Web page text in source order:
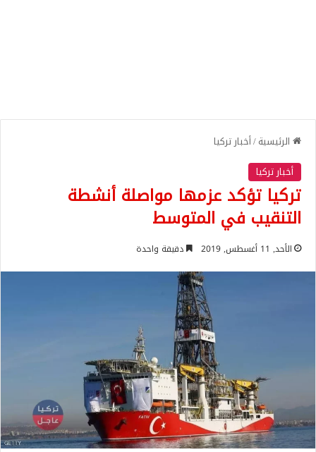
الرئيسية/أخبار تركيا
أخبار تركيا
تركيا تؤكد عزمها مواصلة أنشطة
التنقيب في المتوسط
الأحد, 11 أغسطس, 2019 دقيقة واحدة